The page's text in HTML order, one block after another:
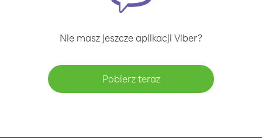
Nie masz jeszcze aplikacji Viber?
Pobierz teraz